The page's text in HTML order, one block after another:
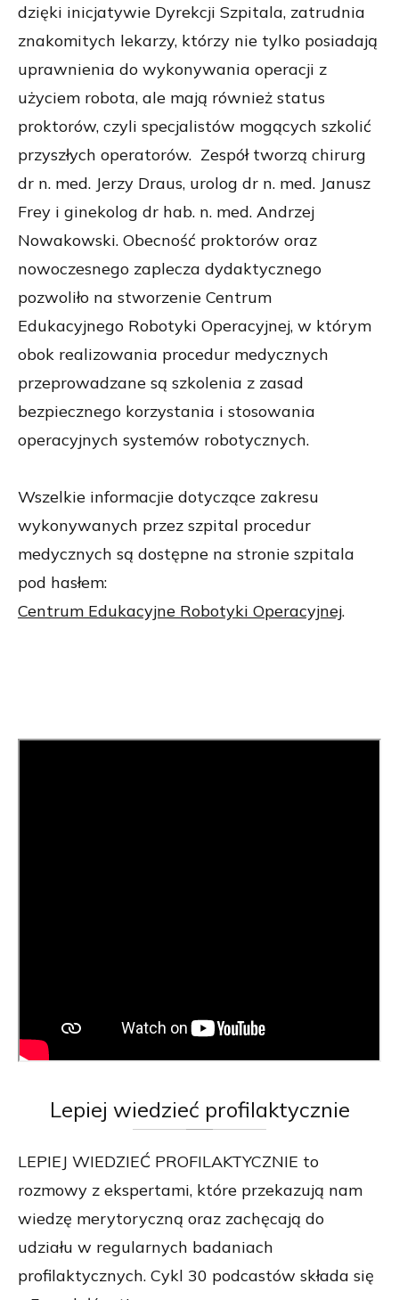
dzięki inicjatywie Dyrekcji Szpitala, zatrudnia
znakomitych lekarzy, którzy nie tylko posiadają
uprawnienia do wykonywania operacji z
użyciem robota, ale mają również status
proktorów, czyli specjalistów mogących szkolić
przyszłych operatorów. Zespół tworzą chirurg
dr n. med. Jerzy Draus, urolog dr n. med. Janusz
Frey i ginekolog dr hab. n. med. Andrzej
Nowakowski. Obecność proktorów oraz
nowoczesnego zaplecza dydaktycznego
pozwoliło na stworzenie Centrum
Edukacyjnego Robotyki Operacyjnej, w którym
obok realizowania procedur medycznych
przeprowadzane są szkolenia z zasad
bezpiecznego korzystania i stosowania
operacyjnych systemów robotycznych.
Wszelkie informacjie dotyczące zakresu
wykonywanych przez szpital procedur
medycznych są dostępne na stronie szpitala
pod hasłem:
Centrum Edukacyjne Robotyki Operacyjnej.
Lepiej wiedzieć profilaktycznie
LEPIEJ WIEDZIEĆ PROFILAKTYCZNIE to
rozmowy z ekspertami, które przekazują nam
wiedzę merytoryczną oraz zachęcają do
udziału w regularnych badaniach
profilaktycznych. Cykl 30 podcastów składa się